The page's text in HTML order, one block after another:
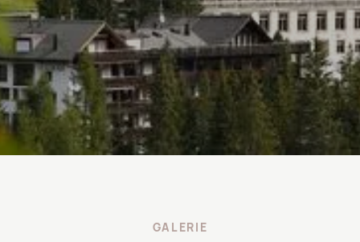
GALERIE